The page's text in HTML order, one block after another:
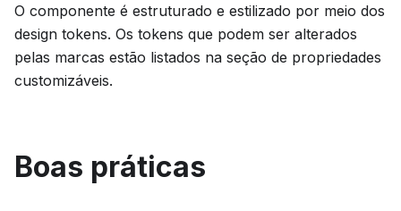
O componente é estruturado e estilizado por meio dos
design tokens. Os tokens que podem ser alterados
pelas marcas estão listados na seção de propriedades
customizáveis.
Boas práticas